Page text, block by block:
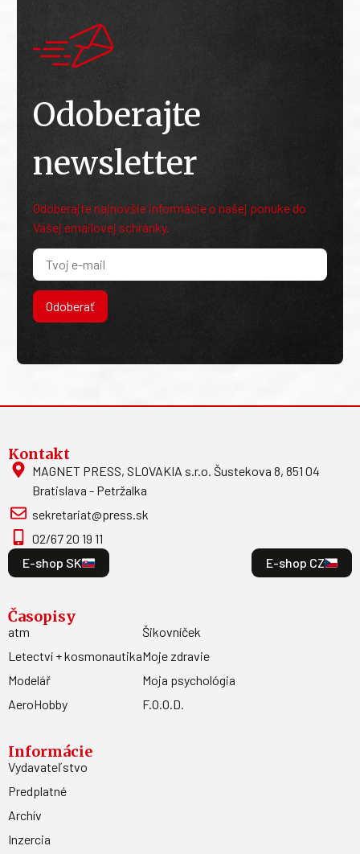
Odoberajte
newsletter
Odoberajte najnovšie informácie o našej ponuke do
Vašej emailovej schránky.
Odoberať
Kontakt
MAGNET PRESS, SLOVAKIA s.r.o. Šustekova 8, 851 04
Bratislava - Petržalka
sekretariat@press.sk
02/67 20 19 11
E-shop SK
E-shop CZ
Časopisy
atm
Letectví + kosmonautika
Modelář
AeroHobby
Šikovníček
Moje zdravie
Moja psychológia
F.O.O.D.
Informácie
Vydavateľstvo
Predplatné
Archív
Inzercia